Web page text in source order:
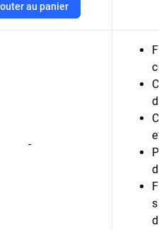
au panier
-